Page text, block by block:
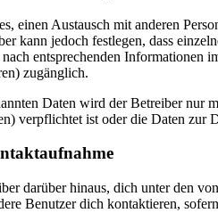
einen Austausch mit anderen
kann jedoch festlegen, dass
nach entsprechenden
zugänglich.
Daten wird der Betreiber nur
verpflichtet ist oder die Daten zur
darüber hinaus, dich unter den
Benutzer dich kontaktieren,